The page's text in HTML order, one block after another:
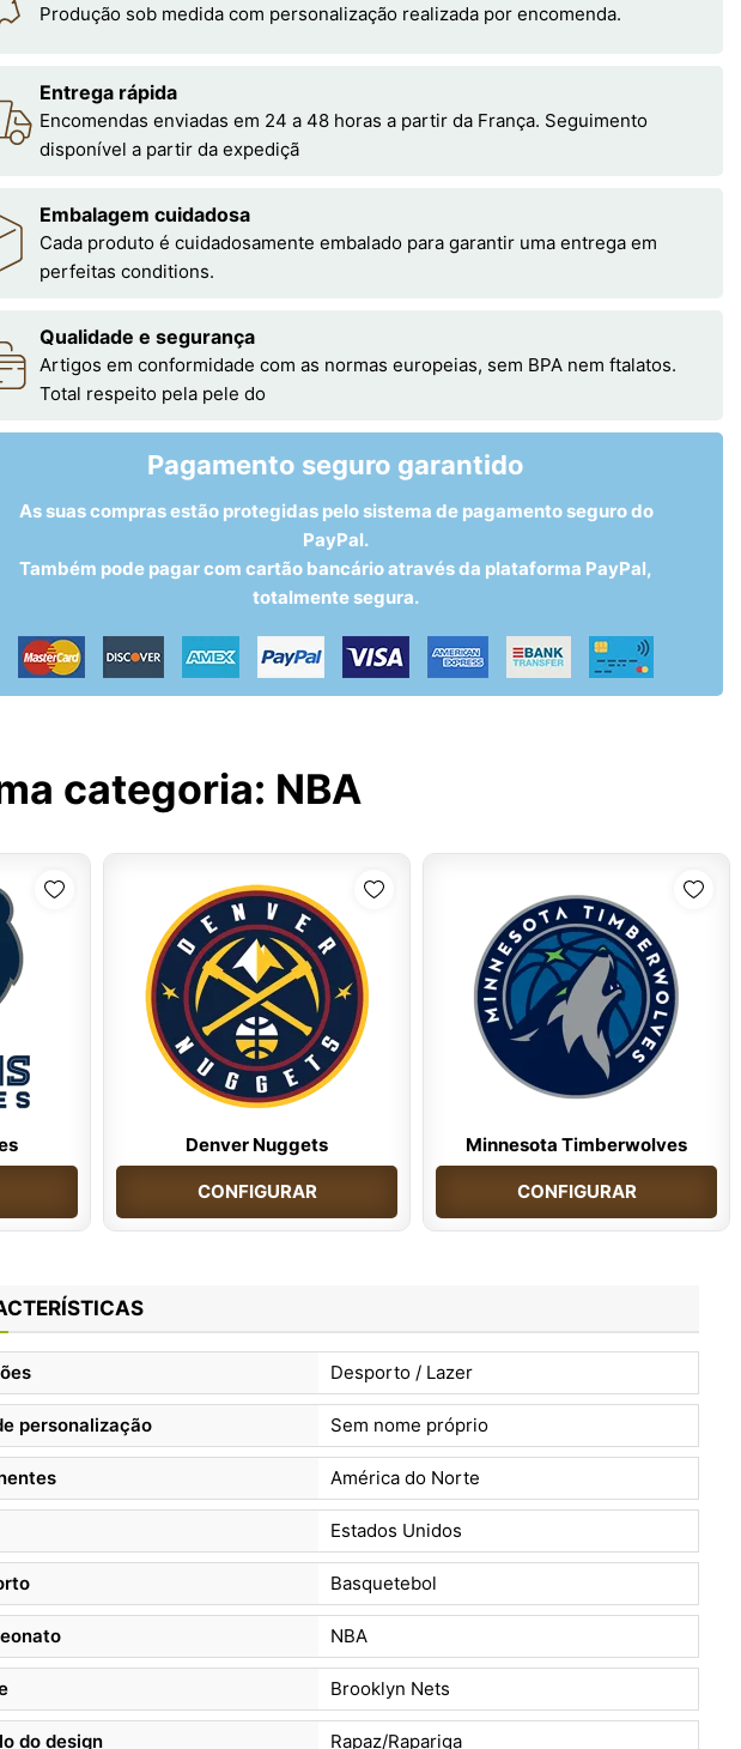
Produção sob medida com personalização realizada por encomenda.
Entrega rápida
Encomendas enviadas em 24 a 48 horas a partir da França. Seguimento
disponível a partir da expediçã
Embalagem cuidadosa
Cada produto é cuidadosamente embalado para garantir uma entrega em
perfeitas conditions.
Qualidade e segurança
Artigos em conformidade com as normas europeias, sem BPA nem ftalatos.
Total respeito pela pele do
Pagamento seguro garantido
As suas compras estão protegidas pelo sistema de pagamento seguro do
PayPal.
Também pode pagar com cartão bancário através da plataforma PayPal,
totalmente segura.
categoria: NBA
Denver Nuggets
CONFIGURAR
Minnesota Timberwolves
CONFIGURAR
Desporto / Lazer
personalização Sem nome próprio
América do Norte
Estados Unidos
Basquetebol
NBA
Brooklyn Nets
do design Rapaz/Rapariga